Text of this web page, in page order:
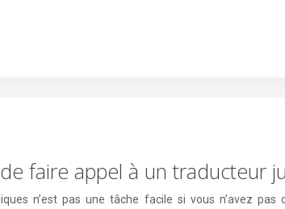
faire appel à un traducteur
n’est pas une tâche facile si vous n’avez pas